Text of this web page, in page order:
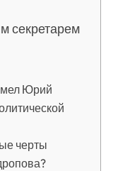
секретарем
Юрий
черты